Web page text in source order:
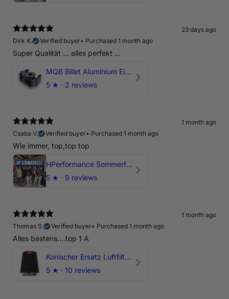
23 days ago
Dirk K.
Verified buyer• Purchased 1 month ago
Super Qualität ... alles perfekt ...
MQB Billet Aluminium Einsatz Drehmomentstütze - DOGBONE für Audi RS3, TTRS, RSQ3
5 ★ · 2 reviews
1 month ago
Csaba V.
Verified buyer• Purchased 1 month ago
Wie immer, top,top top
HPerformance Sommerfest 2026
5 ★ · 9 reviews
1 month ago
Thomas S.
Verified buyer• Purchased 1 month ago
Alles bestens....top 1 A
Konischer Ersatz Luftfilter Pilz - 4" & 5" Offene Ansaugung
5 ★ · 10 reviews